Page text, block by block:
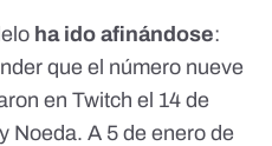
ha ido afinándose:
que el número nueve
en Twitch el 14 de
Noeda. A 5 de enero de